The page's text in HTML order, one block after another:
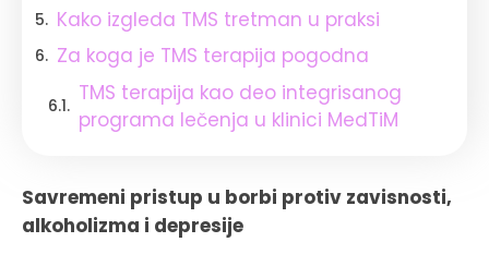
Savremeni pristup u borbi protiv zavisnosti,
alkoholizma i depresije
Kako izgleda TMS tretman u praksi
Za koga je TMS terapija pogodna
TMS terapija kao deo integrisanog
programa lečenja u klinici MedTiM